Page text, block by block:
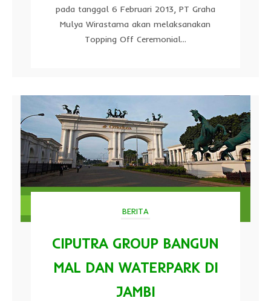
pada tanggal 6 Februari 2013, PT Graha
Mulya Wirastama akan melaksanakan
Topping Off Ceremonial...
BERITA
CIPUTRA GROUP BANGUN
MAL DAN WATERPARK DI
JAMBI